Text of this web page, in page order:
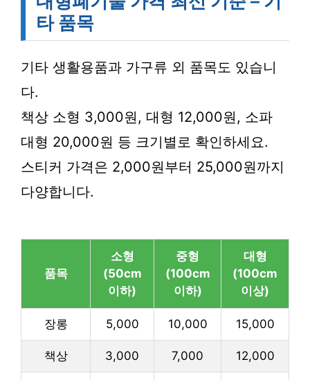
타 품목
기타 생활용품과 가구류 외 품목도 있습니
다.
책상 소형 3,000원, 대형 12,000원, 소파
대형 20,000원 등 크기별로 확인하세요.
스티커 가격은 2,000원부터 25,000원까지
다양합니다.
품목
소형
(50cm
이하)
중형
(100cm
이하)
대형
(100cm
이상)
장롱 5,000 10,000 15,000
책상 3,000 7,000 12,000